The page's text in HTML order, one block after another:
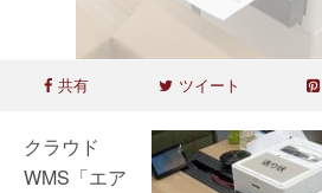
共有 ツイート
クラウド
WMS「エア